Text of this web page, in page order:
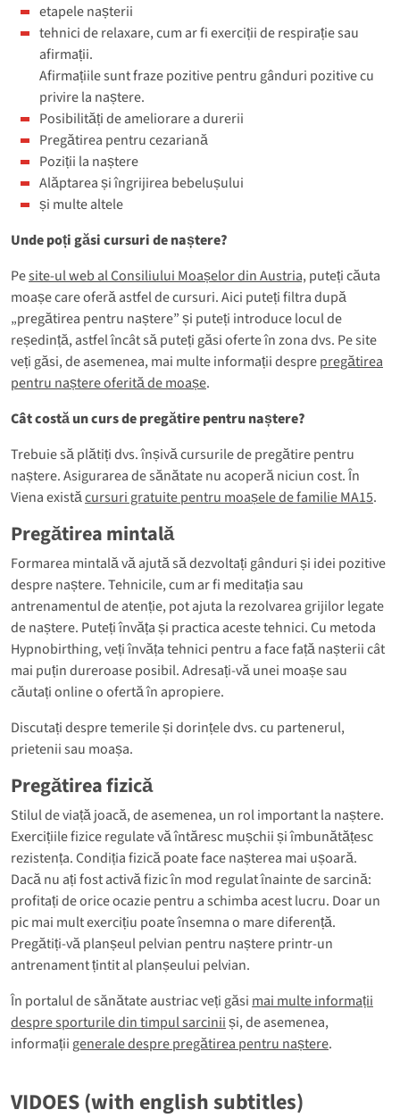
etapele nașterii
tehnici de relaxare, cum ar fi exerciții de respirație sau
afirmații.
Afirmațiile sunt fraze pozitive pentru gânduri pozitive cu
privire la naștere.
Posibilități de ameliorare a durerii
Pregătirea pentru cezariană
Poziții la naștere
Alăptarea și îngrijirea bebelușului
și multe altele
Unde poți găsi cursuri de naștere?
Pesite-ul web al Consiliului Moașelor din Austria,puteți căuta
moașe care oferă astfel de cursuri. Aici puteți filtra după
„pregătirea pentru naștere” și puteți introduce locul de
reședință, astfel încât să puteți găsi oferte în zona dvs. Pe site
veți găsi, de asemenea, mai multe informații desprepregătirea
pentru naștere oferită de moașe.
Cât costă un curs de pregătire pentru naștere?
Trebuie să plătiți dvs. înșivă cursurile de pregătire pentru
naștere. Asigurarea de sănătate nu acoperă niciun cost. În
Viena existăcursuri gratuite pentru moașele de familie MA15.
Pregătirea mintală
Formarea mintală vă ajută să dezvoltați gânduri și idei pozitive
despre naștere. Tehnicile, cum ar fi meditația sau
antrenamentul de atenție, pot ajuta la rezolvarea grijilor legate
de naștere. Puteți învăța și practica aceste tehnici. Cu metoda
Hypnobirthing, veți învăța tehnici pentru a face față nașterii cât
mai puțin dureroase posibil. Adresați-vă unei moașe sau
căutați online o ofertă în apropiere.
Discutați despre temerile și dorințele dvs. cu partenerul,
prietenii sau moașa.
Pregătirea fizică
Stilul de viață joacă, de asemenea, un rol important la naștere.
Exercițiile fizice regulate vă întăresc mușchii și îmbunătățesc
rezistența. Condiția fizică poate face nașterea mai ușoară.
Dacă nu ați fost activă fizic în mod regulat înainte de sarcină:
profitați de orice ocazie pentru a schimba acest lucru. Doar un
pic mai mult exercițiu poate însemna o mare diferență.
Pregătiți-vă planșeul pelvian pentru naștere printr-un
antrenament țintit al planșeului pelvian.
În portalul de sănătate austriac veți găsi mai multe informații
despre sporturile din timpul sarciniiși, de asemenea,
informații generale despre pregătirea pentru naștere.
VIDOES (with english subtitles)